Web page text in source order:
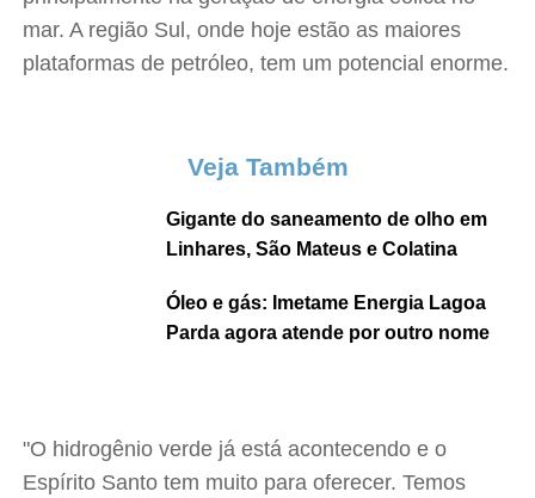
mar. A região Sul, onde hoje estão as maiores
plataformas de petróleo, tem um potencial enorme.
Veja Também
Gigante do saneamento de olho em
Linhares, São Mateus e Colatina
Óleo e gás: Imetame Energia Lagoa
Parda agora atende por outro nome
"O hidrogênio verde já está acontecendo e o
Espírito Santo tem muito para oferecer. Temos